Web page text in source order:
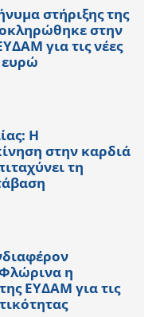
στήριξης της
στην
για τις νέες
ευρώ
Η
στην καρδιά
τη
η
ΕΥΔΑΜ για τις